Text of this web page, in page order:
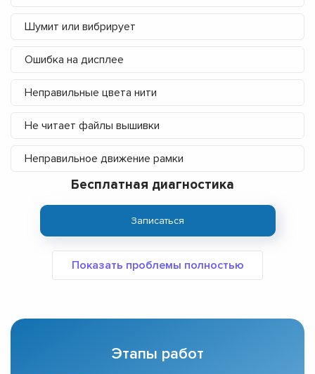
Шумит или вибрирует
Ошибка на дисплее
Неправильные цвета нити
Не читает файлы вышивки
Неправильное движение рамки
Бесплатная диагностика
Записаться
Этапы работ